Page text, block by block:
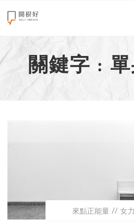
來點正能量
世界在想什麼
創造美好生活
關鍵字 :
來點正能量 女